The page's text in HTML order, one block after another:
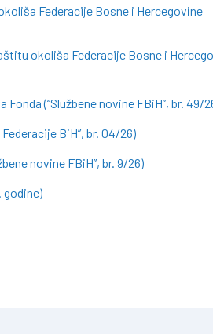
Federacije Bosne i Hercegovine
okoliša Federacije Bosne i
(“Službene novine FBiH”, br. 49/
BiH”, br. 04/26)
novine FBiH”, br. 9/26)
godine)